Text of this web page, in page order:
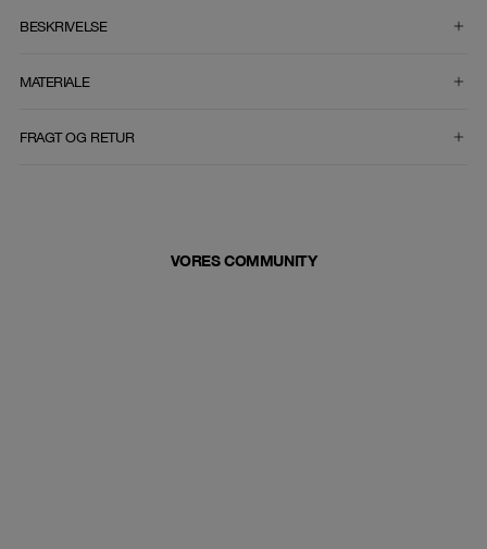
BESKRIVELSE
MATERIALE
FRAGT OG RETUR
VORES COMMUNITY